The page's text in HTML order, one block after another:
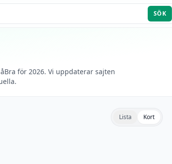
SÖK
för 2026. Vi uppdaterar sajten
Lista Kort